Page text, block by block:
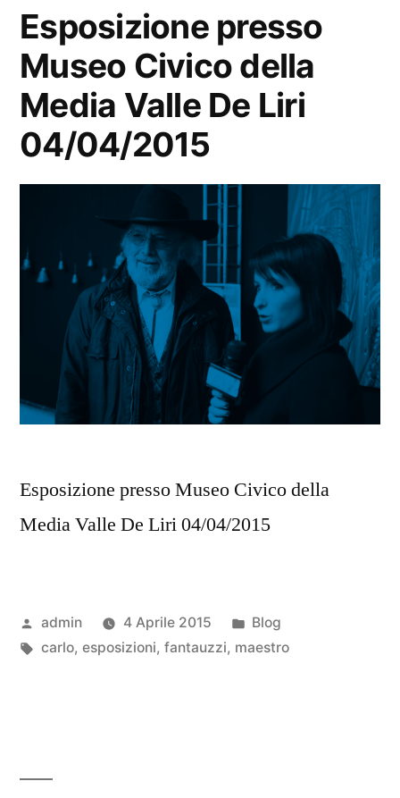
Esposizione presso
Museo Civico della
Media Valle De Liri
04/04/2015
Esposizione presso Museo Civico della
Media Valle De Liri 04/04/2015
admin 4 Aprile 2015
Blog
carlo, esposizioni, fantauzzi, maestro